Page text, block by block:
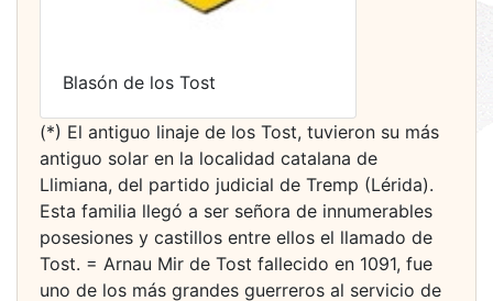
Blasón de los Tost
(*) El antiguo linaje de los Tost, tuvieron su más
antiguo solar en la localidad catalana de
Llimiana, del partido judicial de Tremp (Lérida).
Esta familia llegó a ser señora de innumerables
posesiones y castillos entre ellos el llamado de
Tost. = Arnau Mir de Tost fallecido en 1091, fue
uno de los más grandes guerreros al servicio de